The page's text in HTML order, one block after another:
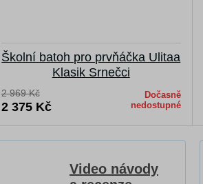
Školní batoh pro prvňáčka Ulitaa
Klasik Srnečci
2 969 Kč
2 375 Kč
Dočasně
nedostupné
Video návody